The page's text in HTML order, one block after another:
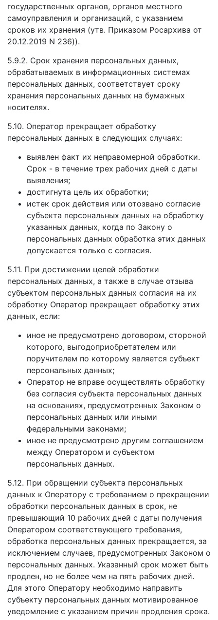
государственных органов, органов местного
самоуправления и организаций, с указанием
сроков их хранения (утв. Приказом Росархива от
20.12.2019 N 236)).
5.9.2. Срок хранения персональных данных,
обрабатываемых в информационных системах
персональных данных, соответствует сроку
хранения персональных данных на бумажных
носителях.
5.10. Оператор прекращает обработку
персональных данных в следующих случаях:
выявлен факт их неправомерной обработки.
Срок - в течение трех рабочих дней с даты
выявления;
достигнута цель их обработки;
истек срок действия или отозвано согласие
субъекта персональных данных на обработку
указанных данных, когда по Закону о
персональных данных обработка этих данных
допускается только с согласия.
5.11. При достижении целей обработки
персональных данных, а также в случае отзыва
субъектом персональных данных согласия на их
обработку Оператор прекращает обработку этих
данных, если:
иное не предусмотрено договором, стороной
которого, выгодоприобретателем или
поручителем по которому является субъект
персональных данных;
Оператор не вправе осуществлять обработку
без согласия субъекта персональных данных
на основаниях, предусмотренных Законом о
персональных данных или иными
федеральными законами;
иное не предусмотрено другим соглашением
между Оператором и субъектом
персональных данных.
5.12. При обращении субъекта персональных
данных к Оператору с требованием о прекращении
обработки персональных данных в срок, не
превышающий 10 рабочих дней с даты получения
Оператором соответствующего требования,
обработка персональных данных прекращается, за
исключением случаев, предусмотренных Законом о
персональных данных. Указанный срок может быть
продлен, но не более чем на пять рабочих дней.
Для этого Оператору необходимо направить
субъекту персональных данных мотивированное
уведомление с указанием причин продления срока.